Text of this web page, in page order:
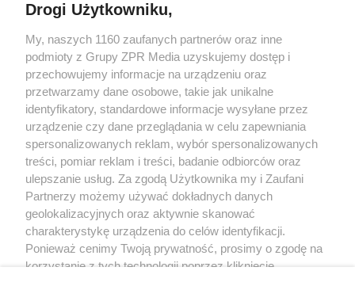
Żaden utwór zamieszczony w serwisie nie może być powielany i
rozpowszechniany lub dalej rozpowszechniany w jakikolwiek sposób (w
tym także elektroniczny lub mechaniczny) na jakimkolwiek polu
eksploatacji w jakiejkolwiek formie, włącznie z umieszczaniem w Internecie
bez pisemnej zgody właściciela praw. Jakiekolwiek użycie lub
wykorzystanie utworów w całości lub w części z naruszeniem prawa, tzn.
bez właściwej zgody, jest zabronione pod groźbą kary i może być ścigane
prawnie.
O nas
Drogi Użytkowniku,
My, naszych 1160 zaufanych partnerów oraz inne
podmioty z Grupy ZPR Media uzyskujemy dostęp i
przechowujemy informacje na urządzeniu oraz
przetwarzamy dane osobowe, takie jak unikalne
identyfikatory, standardowe informacje wysyłane przez
urządzenie czy dane przeglądania w celu zapewniania
spersonalizowanych reklam, wybór spersonalizowanych
treści, pomiar reklam i treści, badanie odbiorców oraz
ulepszanie usług. Za zgodą Użytkownika my i Zaufani
Partnerzy możemy używać dokładnych danych
geolokalizacyjnych oraz aktywnie skanować
charakterystykę urządzenia do celów identyfikacji.
Ponieważ cenimy Twoją prywatność, prosimy o zgodę na
korzystanie z tych technologii poprzez kliknięcie